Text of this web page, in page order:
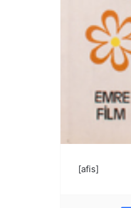
[afis]